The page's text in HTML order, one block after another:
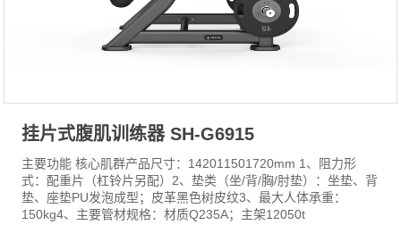
挂片式腹肌训练器 SH-G6915
主要功能 核心肌群产品尺寸：142011501720mm 1、阻力形
式：配重片（杠铃片另配）2、垫类（坐/背/胸/肘垫）：坐垫、背
垫、座垫PU发泡成型；皮革黑色树皮纹3、最大人体承重：
150kg4、主要管材规格：材质Q235A；主架12050t